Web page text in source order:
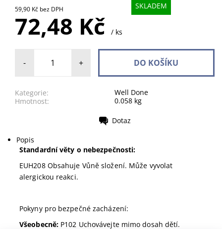
59,90 Kč bez DPH SKLADEM
72,48 Kč / ks
- +
Kategorie:
Well Done
Hmotnost:
0.058 kg
Dotaz
Popis
Standardní věty o nebezpečnosti:
EUH208 Obsahuje Vůně složení. Může vyvolat
alergickou reakci.
Pokyny pro bezpečné zacházení:
Všeobecně: P102 Uchovávejte mimo dosah dětí.